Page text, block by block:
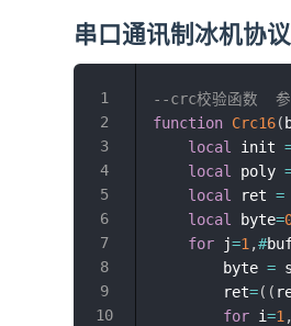
串口通讯制冰机协
--crc校验函数  参
function Crc16(
local
init
local
poly
local
ret =
local
byte=
for j=1 ,#
        byte
=
        ret
=( (
for i=1 ,